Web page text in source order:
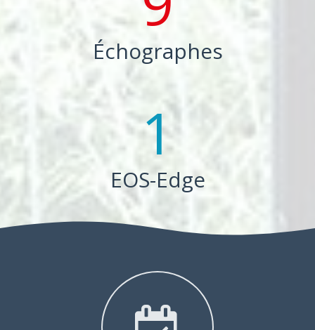
Échographes
1
EOS-Edge